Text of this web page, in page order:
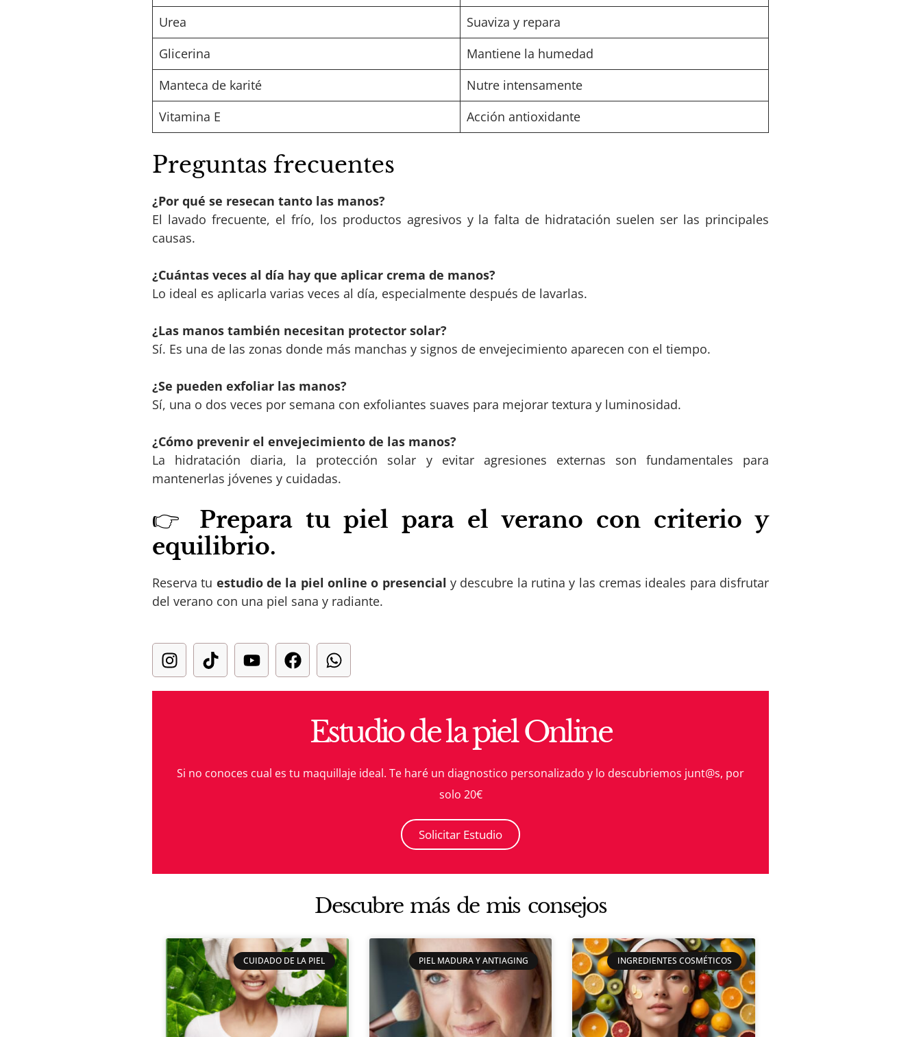
Urea
Suaviza y repara
Glicerina
Mantiene la humedad
Manteca de karité
Nutre intensamente
Vitamina E
Acción antioxidante
Preguntas frecuentes
¿Por qué se resecan tanto las manos?
El lavado frecuente, el frío, los productos agresivos y la falta de hidratación suelen ser las principales
causas.
¿Cuántas veces al día hay que aplicar crema de manos?
Lo ideal es aplicarla varias veces al día, especialmente después de lavarlas.
¿Las manos también necesitan protector solar?
Sí. Es una de las zonas donde más manchas y signos de envejecimiento aparecen con el tiempo.
¿Se pueden exfoliar las manos?
Sí, una o dos veces por semana con exfoliantes suaves para mejorar textura y luminosidad.
¿Cómo prevenir el envejecimiento de las manos?
La hidratación diaria, la protección solar y evitar agresiones externas son fundamentales para
mantenerlas jóvenes y cuidadas.
👉 Prepara tu piel para el verano con criterio y
equilibrio.
Reserva tu estudio de la piel online o presencial y descubre la rutina y las cremas ideales para disfrutar
del verano con una piel sana y radiante.
Estudio de la piel Online
Si no conoces cual es tu maquillaje ideal. Te haré un diagnostico personalizado y lo descubriemos junt@s, por
solo 20€
Solicitar Estudio
Descubre más de mis consejos
CUIDADO DE LA PIEL PIEL MADURA Y ANTIAGING INGREDIENTES COSMÉTICOS